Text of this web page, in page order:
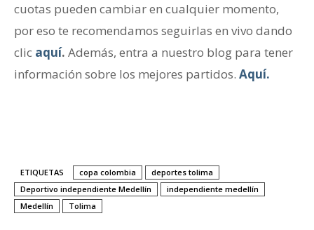
cuotas pueden cambiar en cualquier momento,
por eso te recomendamos seguirlas en vivo dando
clic aquí. Además, entra a nuestro blog para tener
información sobre los mejores partidos. Aquí.
ETIQUETAS copa colombia
deportes tolima
Deportivo independiente Medellín
independiente medellín
Medellín
Tolima